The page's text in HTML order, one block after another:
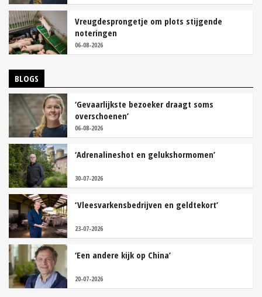
Vreugdesprongetje om plots stijgende
noteringen
06-08-2026
BLOGS
‘Gevaarlijkste bezoeker draagt soms
overschoenen’
06-08-2026
‘Adrenalineshot en gelukshormomen’
30-07-2026
‘Vleesvarkensbedrijven en geldtekort’
23-07-2026
‘Een andere kijk op China’
20-07-2026